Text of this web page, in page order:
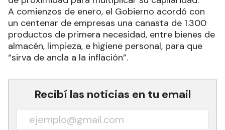
A comienzos de enero, el Gobierno acordó con
un centenar de empresas una canasta de 1.300
productos de primera necesidad, entre bienes de
almacén, limpieza, e higiene personal, para que
“sirva de ancla a la inflación”.
Recibí las noticias en tu email